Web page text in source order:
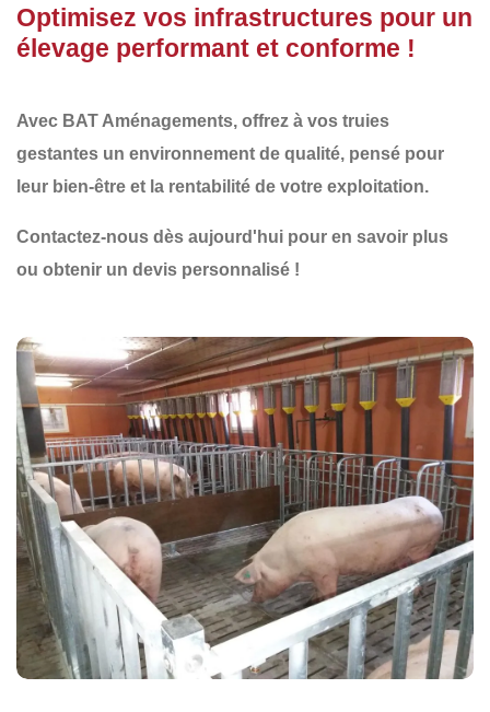
Optimisez vos infrastructures pour un
élevage performant et conforme !
Avec BAT Aménagements, offrez à vos truies
gestantes un environnement de qualité, pensé pour
leur bien-être et la rentabilité de votre exploitation.
Contactez-nous dès aujourd'hui pour en savoir plus
ou obtenir un devis personnalisé !